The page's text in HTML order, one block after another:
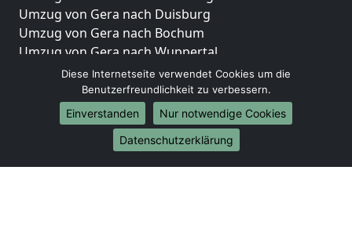
Umzug von Gera nach Duisburg
Umzug von Gera nach Bochum
Umzug von Gera nach Wuppertal
Umzug von Gera nach Bielefeld
Umzug von Gera nach Bonn
Umzug von Gera nach Münster
Internationale-Umzüge
Umzug von Gera nach Brasilien
Diese Internetseite verwendet Cookies um die
Benutzerfreundlichkeit zu verbessern.
Einverstanden
Nur notwendige Cookies
Datenschutzerklärung